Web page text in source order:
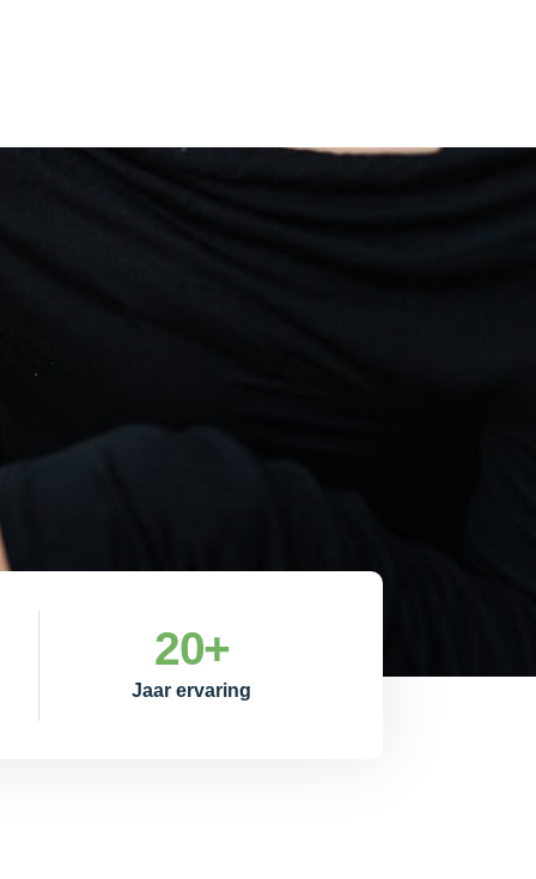
Jaar ervaring
20+